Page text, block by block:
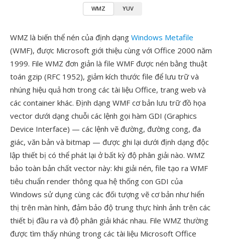
WMZ YUV
WMZ là biến thể nén của định dạng Windows Metafile
(WMF), được Microsoft giới thiệu cùng với Office 2000 năm
1999. File WMZ đơn giản là file WMF được nén bằng thuật
toán gzip (RFC 1952), giảm kích thước file để lưu trữ và
nhúng hiệu quả hơn trong các tài liệu Office, trang web và
các container khác. Định dạng WMF cơ bản lưu trữ đồ họa
vector dưới dạng chuỗi các lệnh gọi hàm GDI (Graphics
Device Interface) — các lệnh vẽ đường, đường cong, đa
giác, văn bản và bitmap — được ghi lại dưới định dạng độc
lập thiết bị có thể phát lại ở bất kỳ độ phân giải nào. WMZ
bảo toàn bản chất vector này: khi giải nén, file tạo ra WMF
tiêu chuẩn render thông qua hệ thống con GDI của
Windows sử dụng cùng các đối tượng vẽ cơ bản như hiển
thị trên màn hình, đảm bảo độ trung thực hình ảnh trên các
thiết bị đầu ra và độ phân giải khác nhau. File WMZ thường
được tìm thấy nhúng trong các tài liệu Microsoft Office